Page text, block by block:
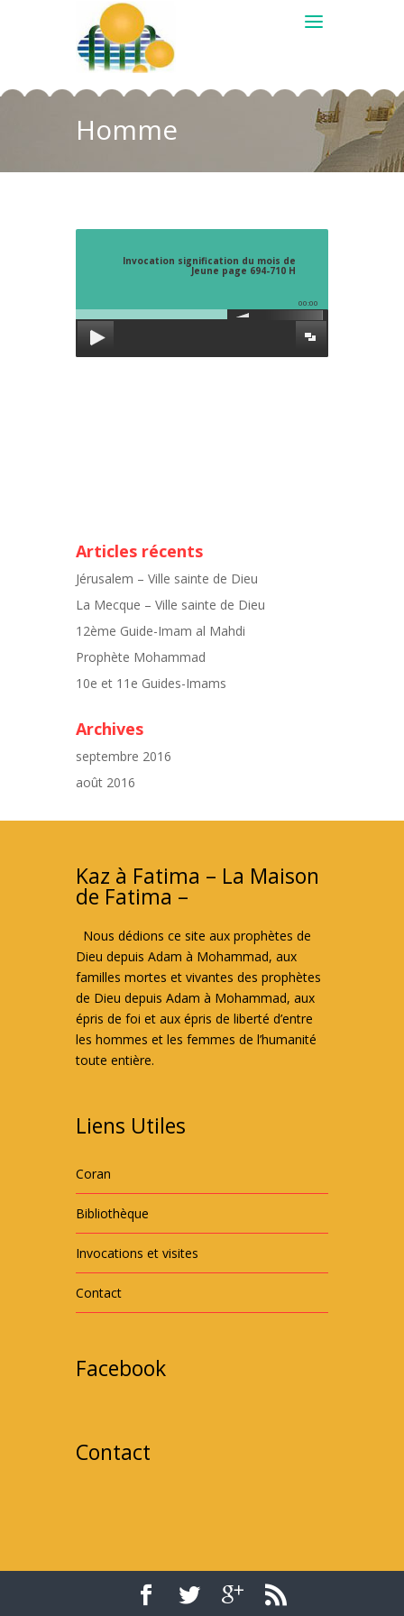
Homme
Invocation signification du mois de
Jeune page 694-710 H
00:00
Articles récents
Jérusalem – Ville sainte de Dieu
La Mecque – Ville sainte de Dieu
12ème Guide-Imam al Mahdi
Prophète Mohammad
10e et 11e Guides-Imams
Archives
septembre 2016
août 2016
Kaz à Fatima – La Maison
de Fatima –
Nous dédions ce site aux prophètes de
Dieu depuis Adam à Mohammad, aux
familles mortes et vivantes des prophètes
de Dieu depuis Adam à Mohammad, aux
épris de foi et aux épris de liberté d’entre
les hommes et les femmes de l’humanité
toute entière.
Liens Utiles
Coran
Bibliothèque
Invocations et visites
Contact
Facebook
Contact